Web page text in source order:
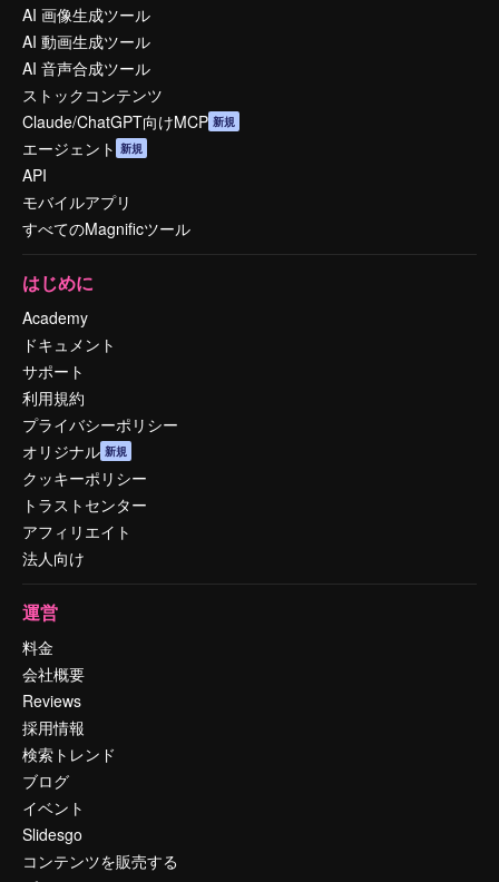
AI 画像生成ツール
AI 動画生成ツール
AI 音声合成ツール
ストックコンテンツ
Claude/ChatGPT向けMCP 新規
エージェント 新規
API
モバイルアプリ
すべてのMagnificツール
はじめに
Academy
ドキュメント
サポート
利用規約
プライバシーポリシー
オリジナル 新規
クッキーポリシー
トラストセンター
アフィリエイト
法人向け
運営
料金
会社概要
Reviews
採用情報
検索トレンド
ブログ
イベント
Slidesgo
コンテンツを販売する